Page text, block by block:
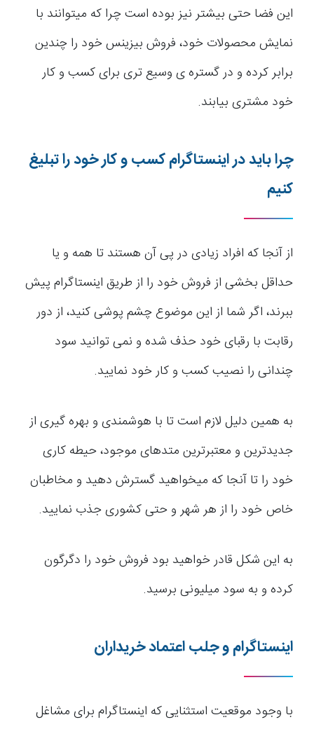
این فضا حتی بیشتر نیز بوده است چرا که می­توانند با
نمایش محصولات خود، فروش بیزینس خود را چندین
برابر کرده و در گستره ی وسیع تری برای کسب و کار
خود مشتری بیابند.
چرا باید در اینستاگرام کسب و کار خود را تبلیغ
کنیم
از آنجا که افراد زیادی در پی آن هستند تا همه و یا
حداقل بخشی از فروش خود را از طریق اینستاگرام پیش
ببرند، اگر شما از این موضوع چشم پوشی کنید، از دور
رقابت با رقبای خود حذف شده و نمی توانید سود
چندانی را نصیب کسب و کار خود نمایید.
به همین دلیل لازم است تا با هوشمندی و بهره گیری از
جدیدترین و معتبرترین متدهای موجود، حیطه کاری
خود را تا آنجا که می­خواهید گسترش دهید و مخاطبان
خاص خود را از هر شهر و حتی کشوری جذب نمایید.
به این شکل قادر خواهید بود فروش خود را دگرگون
کرده و به سود میلیونی برسید.
اینستاگرام و جلب اعتماد خریداران
با وجود موقعیت استثنایی که اینستاگرام برای مشاغل